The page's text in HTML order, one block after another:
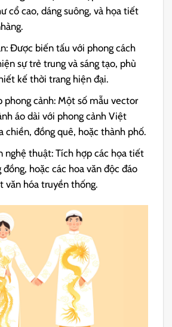
cổ cao, dáng suông, và họa tiết
Được biến tấu với phong cách
sự trẻ trung và sáng tạo, phù
kế thời trang hiện đại.
phong cảnh: Một số mẫu vector
áo dài với phong cảnh Việt
chiền, đồng quê, hoặc thành phố.
nghệ thuật: Tích hợp các họa tiết
đồng, hoặc các hoa văn độc đáo
văn hóa truyền thống.